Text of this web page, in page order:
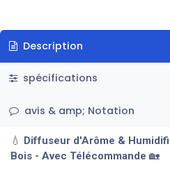
Description
spécifications
avis & amp; Notation
💧 Diffuseur d'Arôme &
Bois - Avec Télécommande 🏡